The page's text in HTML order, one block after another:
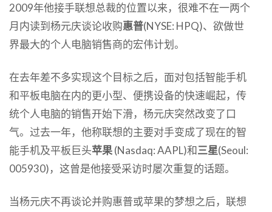
2009年他接手联想总裁的位置以来，很难不在一两个
月内读到杨元庆谈论收购惠普(NYSE: HPQ)、欲做世
界最大的个人电脑销售商的宏伟计划。
在去年差不多实现这个目标之后，面对包括智能手机
和平板电脑在内的更小型、便携设备的快速崛起，传
统个人电脑的销售开始下滑，杨元庆突然改变了口
气。过去一年，他称联想的主要对手变成了现在的智
能手机及平板巨头苹果(Nasdaq: AAPL)和三星(Seoul:
005930)，这曾是他接受采访时屡次重复的话题。
当杨元庆不再谈论并购惠普或苹果的梦想之后，联想